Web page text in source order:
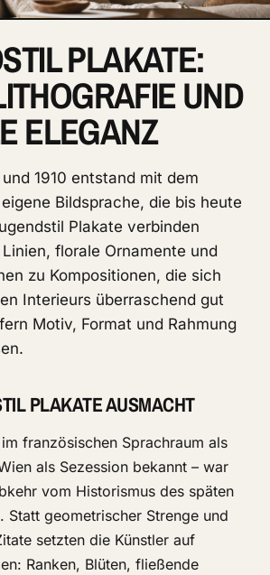
PLAKATE:
UND
ELEGANZ
1910 entstand mit dem
Bildsprache, die bis heute
Plakate verbinden
florale Ornamente und
zu Kompositionen, die sich
Interieurs überraschend gut
Motiv, Format und Rahmung
PLAKATE AUSMACHT
französischen Sprachraum als
als Sezession bekannt – war
vom Historismus des späten
Statt geometrischer Strenge und
setzten die Künstler auf
Ranken, Blüten, fließende